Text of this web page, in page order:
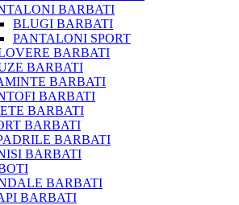
BARBATI
BLUGI BARBATI
PANTALONI SPORT
BARBATI
BARBATI
BARBATI
BARBATI
BARBATI
BARBATI
BARBATI
BARBATI
BARBATI
BARBATI